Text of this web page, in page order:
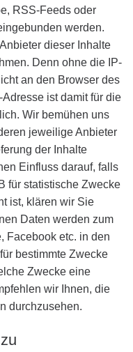
RSS-Feeds oder
werden.
dieser Inhalte
Denn ohne die IP-
an den Browser des
ist damit für die
Wir bemühen uns
jeweilige Anbieter
der Inhalte
Einfluss darauf, falls
für statistische Zwecke
ist, klären wir Sie
Daten werden zum
Facebook etc. in den
bestimmte Zwecke
Zwecke eine
wir Ihnen, die
durchzusehen.